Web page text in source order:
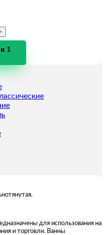
1
для использования на
и торговли. Ванны